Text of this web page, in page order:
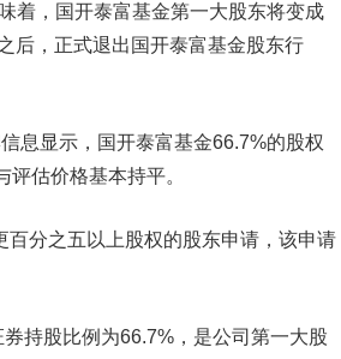
着，国开泰富基金第一大股东将变成
后，正式退出国开泰富基金股东行
显示，国开泰富基金66.7%的股权
估价格基本持平。
分之五以上股权的股东申请，该申请
持股比例为66.7%，是公司第一大股